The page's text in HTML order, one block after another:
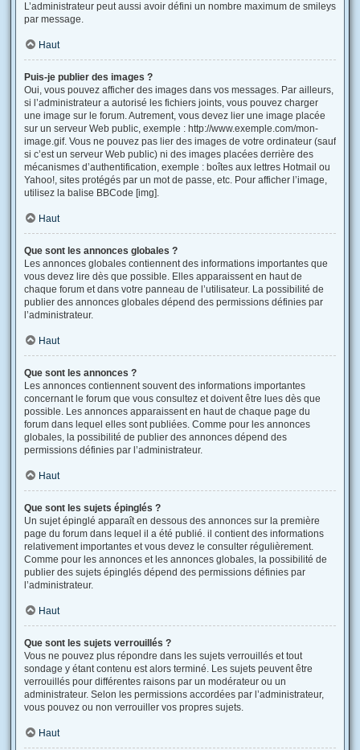
L’administrateur peut aussi avoir défini un nombre maximum de smileys
par message.
Haut
Puis-je publier des images ?
Oui, vous pouvez afficher des images dans vos messages. Par ailleurs,
si l’administrateur a autorisé les fichiers joints, vous pouvez charger
une image sur le forum. Autrement, vous devez lier une image placée
sur un serveur Web public, exemple : http://www.exemple.com/mon-
image.gif. Vous ne pouvez pas lier des images de votre ordinateur (sauf
si c’est un serveur Web public) ni des images placées derrière des
mécanismes d’authentification, exemple : boîtes aux lettres Hotmail ou
Yahoo!, sites protégés par un mot de passe, etc. Pour afficher l’image,
utilisez la balise BBCode [img].
Haut
Que sont les annonces globales ?
Les annonces globales contiennent des informations importantes que
vous devez lire dès que possible. Elles apparaissent en haut de
chaque forum et dans votre panneau de l’utilisateur. La possibilité de
publier des annonces globales dépend des permissions définies par
l’administrateur.
Haut
Que sont les annonces ?
Les annonces contiennent souvent des informations importantes
concernant le forum que vous consultez et doivent être lues dès que
possible. Les annonces apparaissent en haut de chaque page du
forum dans lequel elles sont publiées. Comme pour les annonces
globales, la possibilité de publier des annonces dépend des
permissions définies par l’administrateur.
Haut
Que sont les sujets épinglés ?
Un sujet épinglé apparaît en dessous des annonces sur la première
page du forum dans lequel il a été publié. il contient des informations
relativement importantes et vous devez le consulter régulièrement.
Comme pour les annonces et les annonces globales, la possibilité de
publier des sujets épinglés dépend des permissions définies par
l’administrateur.
Haut
Que sont les sujets verrouillés ?
Vous ne pouvez plus répondre dans les sujets verrouillés et tout
sondage y étant contenu est alors terminé. Les sujets peuvent être
verrouillés pour différentes raisons par un modérateur ou un
administrateur. Selon les permissions accordées par l’administrateur,
vous pouvez ou non verrouiller vos propres sujets.
Haut